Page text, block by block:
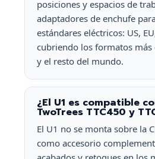
posiciones y espacios de
adaptadores de enchufe
estándares eléctricos: US,
cubriendo los formatos más
y el resto del mundo.
¿El U1 es compatible
TwoTrees TTC450 y
El U1 no se monta sobre la
como accesorio